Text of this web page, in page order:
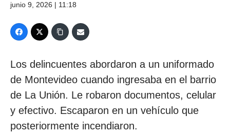
junio 9, 2026 | 11:18
Los delincuentes abordaron a un uniformado
de Montevideo cuando ingresaba en el barrio
de La Unión. Le robaron documentos, celular
y efectivo. Escaparon en un vehículo que
posteriormente incendiaron.